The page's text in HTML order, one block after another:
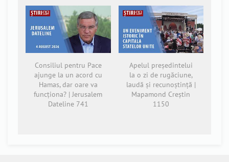
Consiliul pentru Pace
ajunge la un acord cu
Hamas, dar oare va
funcționa? | Jerusalem
Dateline 741
Apelul președintelui
la o zi de rugăciune,
laudă și recunoștință |
Mapamond Creștin
1150